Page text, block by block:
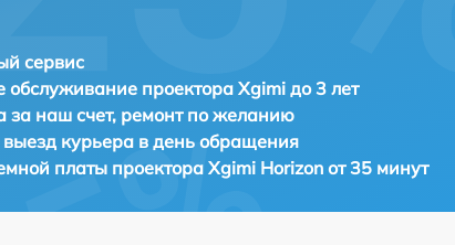
сервис
обслуживание проектора Xgimi до 3 лет
за наш счет, ремонт по желанию
курьера в день обращения
платы проектора Xgimi Horizon от 35 минут